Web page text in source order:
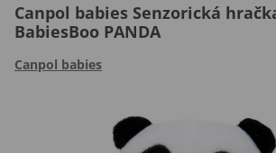
Canpol babies Senzorická
BabiesBoo PANDA
Canpol babies